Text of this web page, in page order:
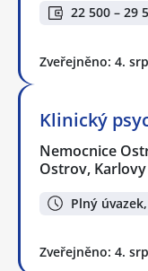
22 500 – 29
Zveřejněno: 4.
Klinický
Nemocnice
Ostrov,
Plný
Zveřejněno: 4.